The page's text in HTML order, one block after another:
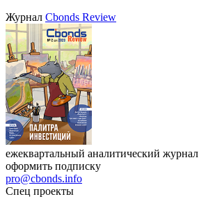
Журнал Cbonds Review
ежеквартальный аналитический журнал
оформить подписку
pro@cbonds.info
Спец проекты